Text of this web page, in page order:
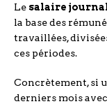
Le salaire
la base des
travaillées,
ces périodes.
Concrètement, si
derniers mois